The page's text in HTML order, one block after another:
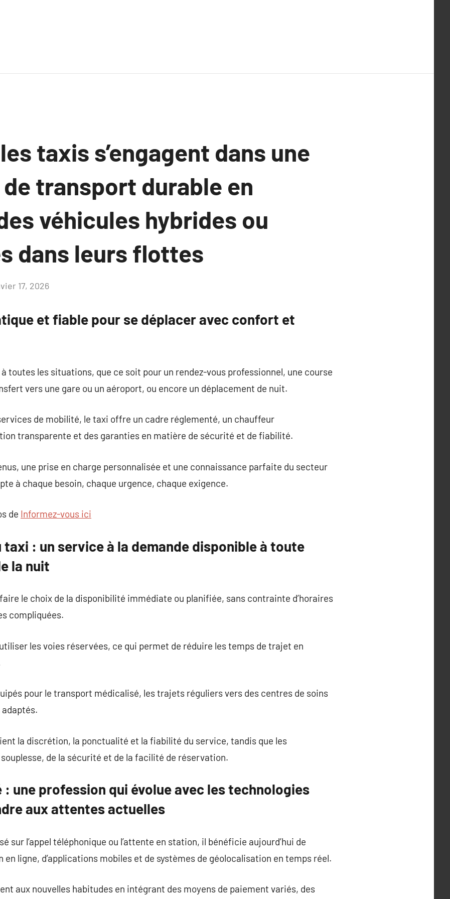
taxis s’engagent dans une
transport durable en
véhicules hybrides ou
dans leurs flottes
17, 2026
et fiable pour se déplacer avec confort et
à toutes les situations, que ce soit pour un rendez-vous professionnel, une course
vers une gare ou un aéroport, ou encore un déplacement de nuit.
de mobilité, le taxi offre un cadre réglementé, un chauffeur
transparente et des garanties en matière de sécurité et de fiabilité.
une prise en charge personnalisée et une connaissance parfaite du secteur
à chaque besoin, chaque urgence, chaque exigence.
de Informez-vous ici
taxi : un service à la demande disponible à toute
la nuit
le choix de la disponibilité immédiate ou planifiée, sans contrainte d’horaires
compliquées.
les voies réservées, ce qui permet de réduire les temps de trajet en
pour le transport médicalisé, les trajets réguliers vers des centres de soins
la discrétion, la ponctualité et la fiabilité du service, tandis que les
de la sécurité et de la facilité de réservation.
une profession qui évolue avec les technologies
aux attentes actuelles
sur l’appel téléphonique ou l’attente en station, il bénéficie aujourd’hui de
ligne, d’applications mobiles et de systèmes de géolocalisation en temps réel.
aux nouvelles habitudes en intégrant des moyens de paiement variés, des